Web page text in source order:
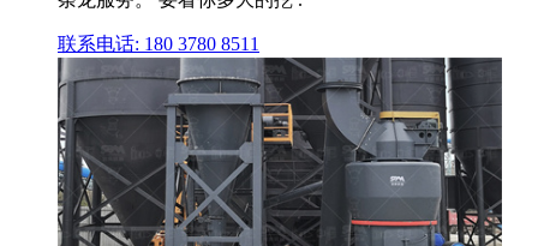
联系电话: 180 3780 8511